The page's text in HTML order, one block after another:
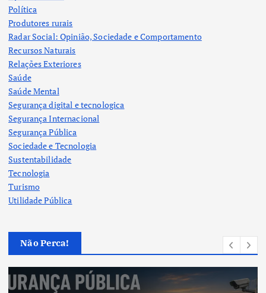
Política
Produtores rurais
Radar Social: Opinião, Sociedade e Comportamento
Recursos Naturais
Relações Exteriores
Saúde
Saúde Mental
Segurança digital e tecnologica
Segurança Internacional
Segurança Pública
Sociedade e Tecnologia
Sustentabilidade
Tecnologia
Turismo
Utilidade Pública
Não Perca!